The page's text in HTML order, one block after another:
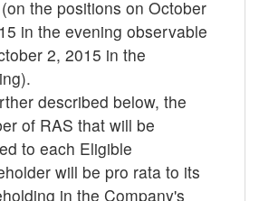
the positions on October
in the evening observable
2, 2015 in the
described below, the
of RAS that will be
to each Eligible
will be pro rata to its
in the Company's